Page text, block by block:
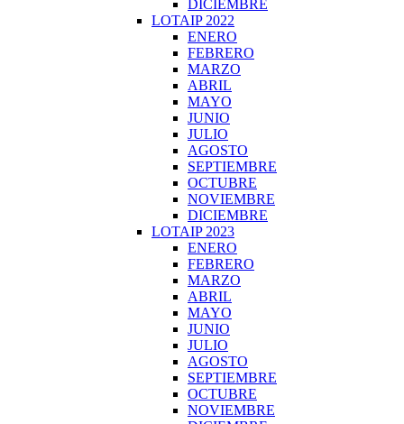
DICIEMBRE
LOTAIP 2022
ENERO
FEBRERO
MARZO
ABRIL
MAYO
JUNIO
JULIO
AGOSTO
SEPTIEMBRE
OCTUBRE
NOVIEMBRE
DICIEMBRE
LOTAIP 2023
ENERO
FEBRERO
MARZO
ABRIL
MAYO
JUNIO
JULIO
AGOSTO
SEPTIEMBRE
OCTUBRE
NOVIEMBRE